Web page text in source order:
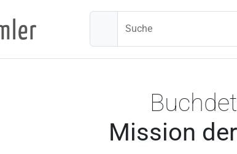
Suche
Mission